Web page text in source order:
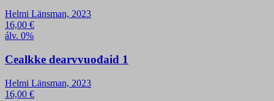
Helmi Länsman, 2023
16,00 €
álv. 0%
Cealkke dearvvuođaid 1
Helmi Länsman, 2023
16,00 €